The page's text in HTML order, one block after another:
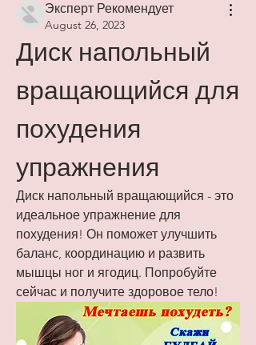
Эксперт Рекомендует
August 26, 2023
Диск напольный
вращающийся для
похудения
упражнения
Диск напольный вращающийся - это
идеальное упражнение для
похудения! Он поможет улучшить
баланс, координацию и развить
мышцы ног и ягодиц. Попробуйте
сейчас и получите здоровое тело!